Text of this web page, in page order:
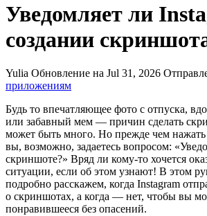
Уведомляет ли
создании
Yulia Обновление на Jul 31, 2026
приложениям
Будь то впечатляющее фото с отпуска,
или забавный мем — причин сделать
может быть много. Но прежде чем
вы, возможно, задаетесь вопросом:
скриншоте?» Вряд ли кому-то хочется
ситуации, если об этом узнают! В этом
подробно расскажем, когда Instagram
о скриншотах, а когда — нет, чтобы вы
понравившееся без опасений.